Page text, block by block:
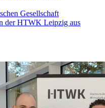
Gesellschaft
der HTWK Leipzig aus